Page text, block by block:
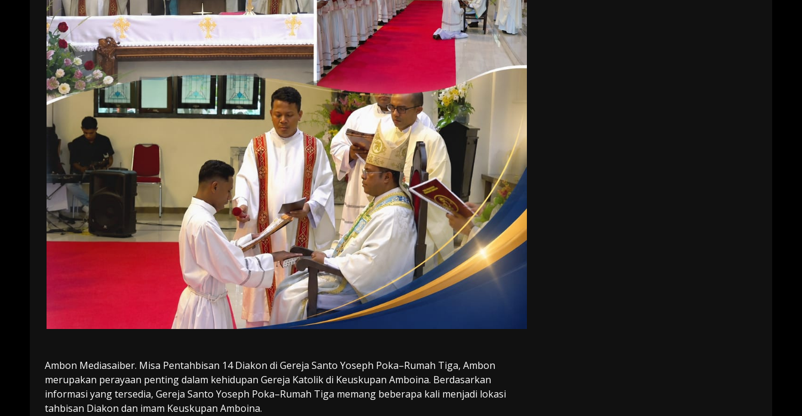
Ambon Mediasaiber. Misa Pentahbisan 14 Diakon di Gereja Santo Yoseph Poka–Rumah Tiga, Ambon
merupakan perayaan penting dalam kehidupan Gereja Katolik di Keuskupan Amboina. Berdasarkan
informasi yang tersedia, Gereja Santo Yoseph Poka–Rumah Tiga memang beberapa kali menjadi lokasi
tahbisan Diakon dan imam Keuskupan Amboina.